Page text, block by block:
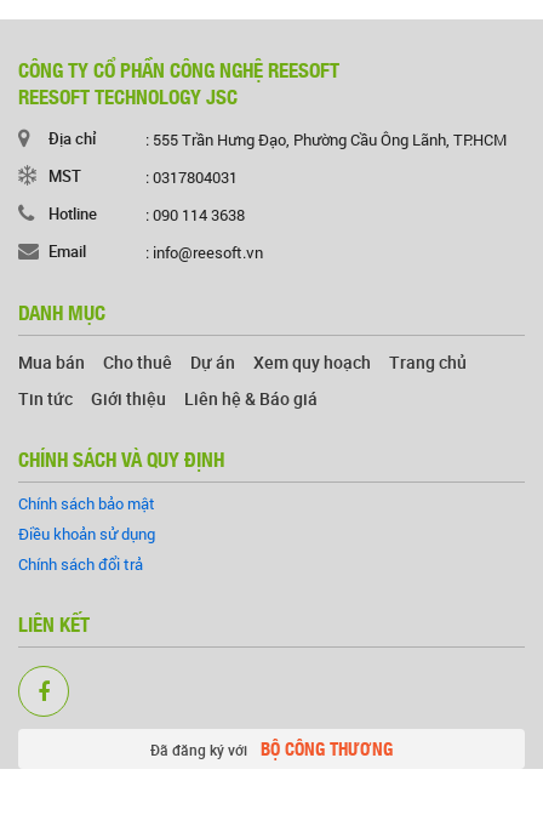
CÔNG TY CỔ PHẦN CÔNG NGHỆ REESOFT
REESOFT TECHNOLOGY JSC
Địa chỉ
: 555 Trần Hưng Đạo, Phường Cầu Ông Lãnh, TP.HCM
MST
: 0317804031
Hotline
: 090 114 3638
Email
: info@reesoft.vn
DANH MỤC
Mua bán Cho thuê Dự án Xem quy hoạch
Trang chủ
Tin tức
Giới thiệu Liên hệ & Báo giá
CHÍNH SÁCH VÀ QUY ĐỊNH
Chính sách bảo mật
Điều khoản sử dụng
Chính sách đổi trả
LIÊN KẾT
Đã đăng ký với BỘ CÔNG THƯƠNG